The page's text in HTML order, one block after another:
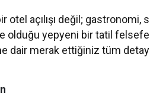
otel açılışı değil;
olduğu yepyeni bir tatil
dair merak ettiğiniz tüm